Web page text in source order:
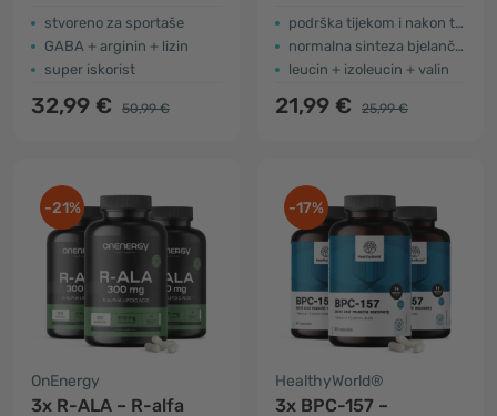
stvoreno za sportaše
GABA + arginin + lizin
super iskorist
32,99 € 50,99 €
podrška tijekom i nakon treninga
normalna sinteza bjelančevina
leucin + izoleucin + valin
21,99 € 25,99 €
-21%
OnEnergy
3x R-ALA – R-alfa
-17%
HealthyWorld®
3x BPC-157 –